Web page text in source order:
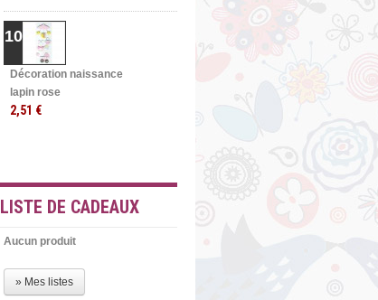
10
Décoration naissance
lapin rose
2,51 €
LISTE DE CADEAUX
Aucun produit
» Mes listes